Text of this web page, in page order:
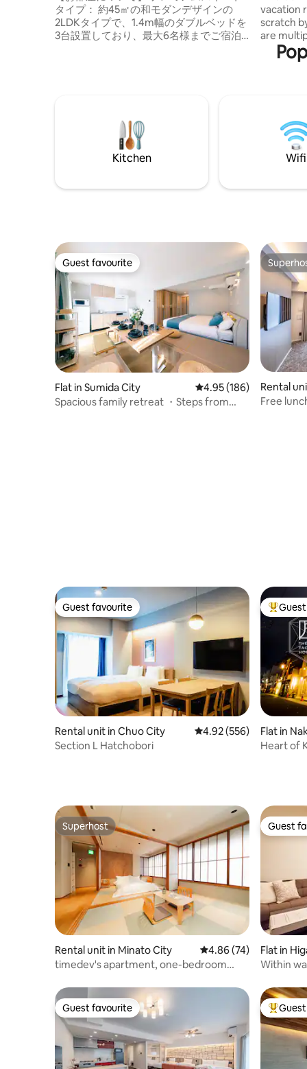
to the station, direct connections to both
airports and all tourist destinations, 2
bedrooms, sleeps up to 6...
タイプ： 約45㎡の和モダンデザインの
2LDKタイプで、1.4m幅のダブルベッドを
3台設置しており、最大6名様までご宿泊
べてのお部屋は間取り・設備・仕様が同
じですので、安心してご予約ください。
スーパーマーケットまでは徒歩約1分で、
滞在中のお買い物にも便利です。 【 間取
プです。 * ベッドルームA：1.4m幅のダブ
グとつなげることも、完全に閉めて独立
した寝室として利用することもできま
す。 【チェックイン・サービス】 オンラ
インでのセルフチェックインを採用して
おり、お部屋のドアは暗証番号式です。
現地での対面手続きは必要ありません。
以下のサービスも承っております。 * 無料
の荷物預かり * 空港送迎の手配 * ケーキの
予約代行 近隣には日本でも有名なケーキ
店がございます。ご希望の場合は事前に
お問い合わせください。 15泊以上ご宿泊
のお客様には、滞在中1回の無料清掃サー
ビスをご提供します。事前予約制で、ご
靴を脱いでお過ごしください。 * 玄関は暗
証番号式です。暗証番号は適切に管理
し、第三者には知らせないでください。 *
室内および建物の共用部分は全面禁煙で
す。 * 大声での会話、騒音、走る・跳ぶな
どの行為はご遠慮ください。 * キッチンは
簡単な調理に限りご利用いただけます。 *
油煙や強いにおいが発生する調理はお控
えください。 * 室内設備や備品を汚した
り、破損したりしないよう大切にお使い
ください。 * チェックアウト時に大量のゴ
ミを残さないでください。 * 実際の宿泊人
数が予約時の申告人数を超えた場合、追
はご宿泊いただけません。 * 近隣への迷惑
行為や施設運営に支障をきたす行為が確
認された場合、警察へ通報し、退室をお
願いする場合があります。 * 延泊をご希望
の場合は、必ず事前にお支払いくださ
い。 * 入金確認後に延泊が正式に成立しま
す。 * 口頭での約束は無効となり、後払い
には対応しておりません。 15泊以上ご宿
泊のお客様は、事前予約により滞在中1回
の無料清掃サービスをご利用いただけま
す。
vacation
scratch
are
building.
Osaka
system
available
Kitchen Wifi
Guest favourite
Guest favourite
Flat in Sumida City 4.95 out of 5 average
4.95 (186)
Spacious family retreat ・Steps from
Rental
Osaka
Free
Guest favourite
Guest favourite
Rental unit in Chuo City 4.92 out of 5 average
4.92 (556)
Section L Hatchobori
Top
Flat in
shi
Heart of
Superhost
Superhost
Rental unit in Minato City 4.86 out of 5 average
4.86 (74)
timedev's apartment, one-bedroom
Guest
Guest
Flat in
oto
Within
Kyoto
rental |
Station |
Station
Guest favourite
Guest favourite Top